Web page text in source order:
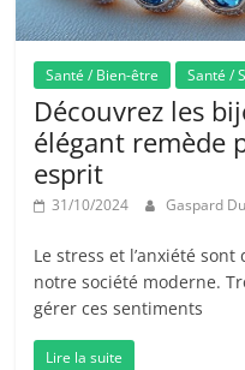
Santé / Bien-être Santé /
Découvrez les
élégant remède
esprit
31/10/2024 Gaspard
Le stress et l’anxiété
notre société moderne.
gérer ces sentiments
Lire la suite